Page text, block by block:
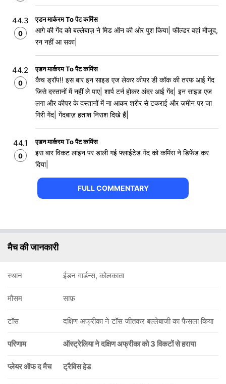
44.3
0
एडन मार्करम To पैट कमिंस
आगे की गेंद को बल्लेबाज़ ने मिड ऑन की ओर पुश किया| फील्डर वहां मौजूद,
रन नहीं आ सका|
44.2
0
एडन मार्करम To पैट कमिंस
कैच ड्रॉप!! इस बार इन साइड एज लेकर कीपर डी कॉक की तरफ आई गेंद
जिसे दस्तानों में नहीं ले पाए| शार्प टर्न होकर अंदर आई गेंद| इन साइड एज
लगा और कीपर के दस्तानों में ना आकर शरीर से टकराई और ज़मीन पर जा
गिरी गेंद| गेंदबाज़ हताश निराश दिखे हैं|
44.1
0
एडन मार्करम To पैट कमिंस
इस बार विकट लाइन पर डाली गई फ्लाईटेड गेंद को कमिंस ने डिफेंड कर
दिया|
FULL COMMENTARY
मैच की जानकारी
स्थान ईडन गार्डन्स, कोलकाता
मौसम साफ़
टॉस दक्षिण अफ्रीका ने टॉस जीतकर बल्लेबाजी का फैसला किया
परिणाम ऑस्ट्रेलिया ने दक्षिण अफ्रीका को 3 विकटों से हराया
प्लेयर ऑफ द मैच ट्रैविस हेड